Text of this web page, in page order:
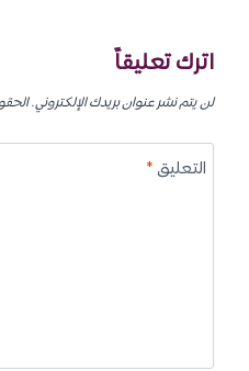
اترك تعليقاً
لن يتم نشر عنوان بريدك الإلكتروني.
التعليق*